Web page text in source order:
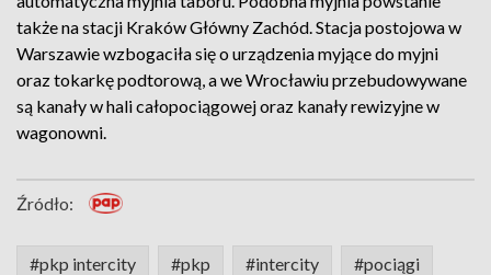
także na stacji Kraków Główny Zachód. Stacja postojowa w
Warszawie wzbogaciła się o urządzenia myjące do myjni
oraz tokarkę podtorową, a we Wrocławiu przebudowywane
są kanały w hali całopociągowej oraz kanały rewizyjne w
wagonowni.
Źródło:
#pkp intercity #pkp #intercity #pociągi